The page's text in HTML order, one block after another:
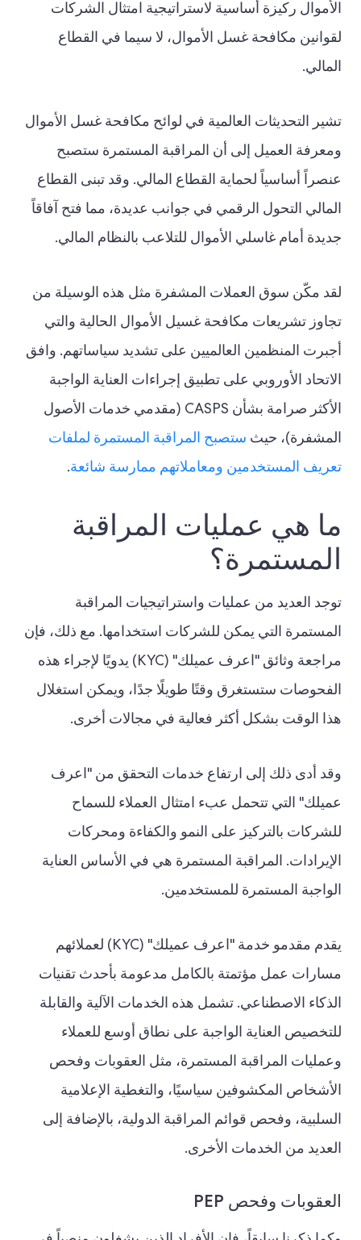
الأموال ركيزة أساسية لاستراتيجية امتثال الشركات
لقوانين مكافحة غسل الأموال، لا سيما في القطاع
المالي.
تشير التحديثات العالمية في لوائح مكافحة غسل الأموال
ومعرفة العميل إلى أن المراقبة المستمرة ستصبح
عنصراً أساسياً لحماية القطاع المالي. وقد تبنى القطاع
المالي التحول الرقمي في جوانب عديدة، مما فتح آفاقاً
جديدة أمام غاسلي الأموال للتلاعب بالنظام المالي.
لقد مكّن سوق العملات المشفرة مثل هذه الوسيلة من
تجاوز تشريعات مكافحة غسيل الأموال الحالية والتي
أجبرت المنظمين العالميين على تشديد سياساتهم. وافق
الاتحاد الأوروبي على تطبيق إجراءات العناية الواجبة
الأكثر صرامة بشأن CASPS (مقدمي خدمات الأصول
المشفرة)، حيث ستصبح المراقبة المستمرة لملفات
تعريف المستخدمين ومعاملاتهم ممارسة شائعة.
ما هي عمليات المراقبة
المستمرة؟
توجد العديد من عمليات واستراتيجيات المراقبة
المستمرة التي يمكن للشركات استخدامها. مع ذلك، فإن
مراجعة وثائق "اعرف عميلك" (KYC) يدويًا لإجراء هذه
الفحوصات ستستغرق وقتًا طويلًا جدًا، ويمكن استغلال
هذا الوقت بشكل أكثر فعالية في مجالات أخرى.
وقد أدى ذلك إلى ارتفاع خدمات التحقق من "اعرف
عميلك" التي تتحمل عبء امتثال العملاء للسماح
للشركات بالتركيز على النمو والكفاءة ومحركات
الإيرادات. المراقبة المستمرة هي في الأساس العناية
الواجبة المستمرة للمستخدمين.
يقدم مقدمو خدمة "اعرف عميلك" (KYC) لعملائهم
مسارات عمل مؤتمتة بالكامل مدعومة بأحدث تقنيات
الذكاء الاصطناعي. تشمل هذه الخدمات الآلية والقابلة
للتخصيص العناية الواجبة على نطاق أوسع للعملاء
وعمليات المراقبة المستمرة، مثل العقوبات وفحص
الأشخاص المكشوفين سياسيًا، والتغطية الإعلامية
السلبية، وفحص قوائم المراقبة الدولية، بالإضافة إلى
العديد من الخدمات الأخرى.
العقوبات وفحص PEP